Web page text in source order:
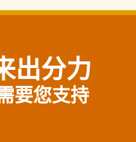
出分力
要您支持